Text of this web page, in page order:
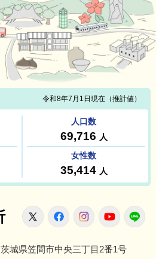
笠間市役所
X FacebookInstagram
城県笠間市中央三丁目2番1号